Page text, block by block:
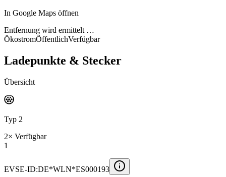
In Google Maps öffnen
Entfernung wird ermittelt …
ÖkostromÖffentlichVerfügbar
Ladepunkte & Stecker
Übersicht
Typ 2
2× Verfügbar
1
EVSE-ID:DE*WLN*ES000193